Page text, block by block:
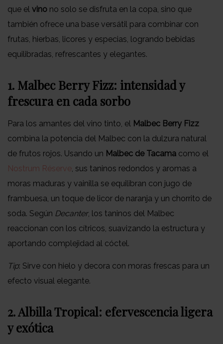
que el vino no solo se disfruta en la copa, sino que
también ofrece una base versátil para combinar con
frutas, hierbas, licores y especias, logrando bebidas
equilibradas, refrescantes y elegantes.
1. Malbec Berry Fizz: intensidad y
frescura en cada sorbo
Para los amantes del vino tinto, el Malbec Berry Fizz
combina la potencia del Malbec con la dulzura natural
de frutos rojos. Usando un Malbec de Tacama como el
Nostrum Réserve, sus taninos redondos y aromas a
moras maduras y vainilla se equilibran con jugo de
frambuesa, un toque de licor de naranja y un chorrito de
soda. Según Decanter, los taninos del Malbec
reaccionan con los cítricos, suavizando la estructura y
aportando complejidad al cóctel.
Tip: Sirve con hielo y decora con moras frescas para un
efecto visual elegante.
2. Albilla Tropical: efervescencia ligera
y exótica